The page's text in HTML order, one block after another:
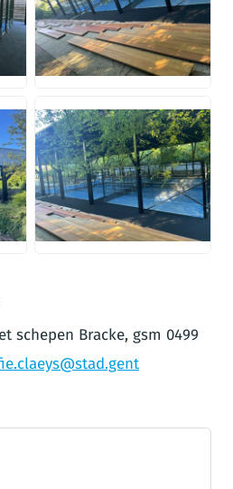
JPEG
JPEG
schepen Bracke, gsm 0499